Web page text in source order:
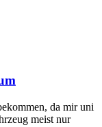
da mir uni
meist nur